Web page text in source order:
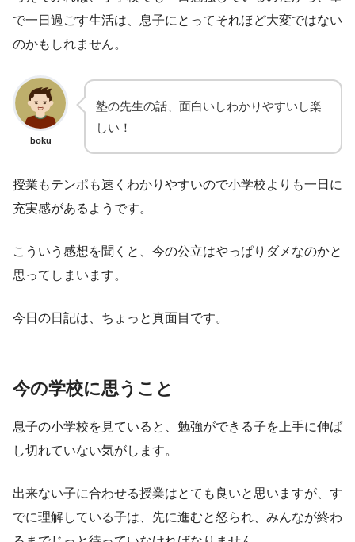
で一日過ごす生活は、息子にとってそれほど大変ではない
のかもしれません。
boku
塾の先生の話、面白いしわかりやすいし楽
しい！
授業もテンポも速くわかりやすいので小学校よりも一日に
充実感があるようです。
こういう感想を聞くと、今の公立はやっぱりダメなのかと
思ってしまいます。
今日の日記は、ちょっと真面目です。
今の学校に思うこと
息子の小学校を見ていると、勉強ができる子を上手に伸ば
し切れていない気がします。
出来ない子に合わせる授業はとても良いと思いますが、す
でに理解している子は、先に進むと怒られ、みんなが終わ